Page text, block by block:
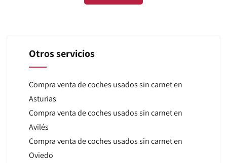
Otros servicios
Compra venta de coches usados sin carnet en
Asturias
Compra venta de coches usados sin carnet en
Avilés
Compra venta de coches usados sin carnet en
Oviedo